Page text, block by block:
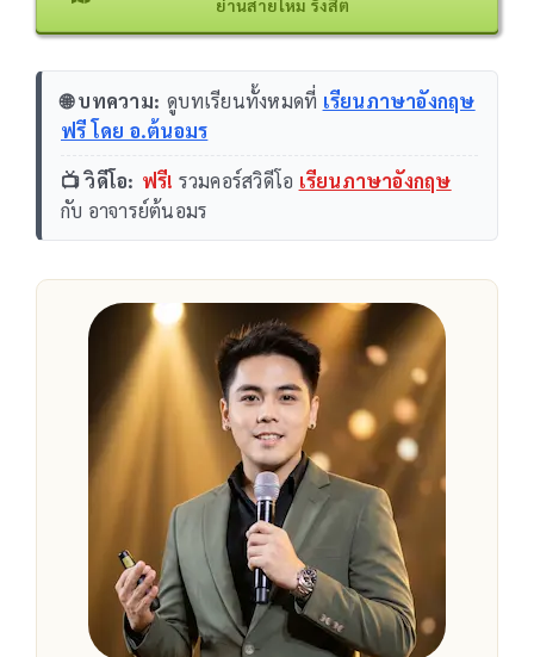
🌐 บทความ: ดูบทเรียนทั้งหมดที่ เรียนภาษาอังกฤษ
ฟรี โดย อ.ต้นอมร
📺 วิดีโอ: ฟรี! รวมคอร์สวิดีโอ เรียนภาษาอังกฤษ
กับ อาจารย์ต้นอมร